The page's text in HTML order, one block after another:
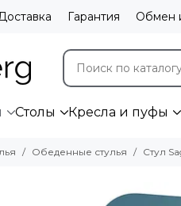
Гарантия Обмен
Столы Кресла и пуфы
Обеденные стулья Стул